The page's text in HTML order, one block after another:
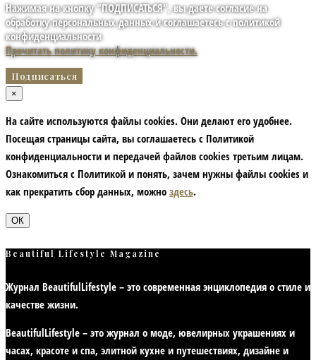
Нажимая на кнопку "ПОДПИСАТЬСЯ", вы даете согласие на
обработку персональных данных и соглашаетесь с политикой
конфиденциальности
Прочитать политику конфиденциальности.
×
На сайте используются файлы cookies. Они делают его удобнее.
Посещая страницы сайта, вы соглашаетесь с Политикой
конфиденциальности и передачей файлов cookies третьим лицам.
Ознакомиться с Политикой и понять, зачем нужны файлы сookies и
как прекратить сбор данных, можно здесь.
ОК
Beautiful Lifestyle Magazine
Журнал BeautifulLifestyle – это современная энциклопедия о стиле и
качестве жизни.
BeautifulLifestyle – это журнал о моде, ювелирных украшениях и
часах, красоте и спа, элитной кухне и путешествиях, дизайне и